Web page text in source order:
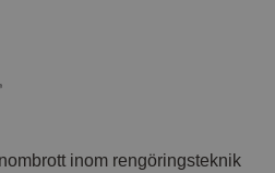
inom rengöringsteknik